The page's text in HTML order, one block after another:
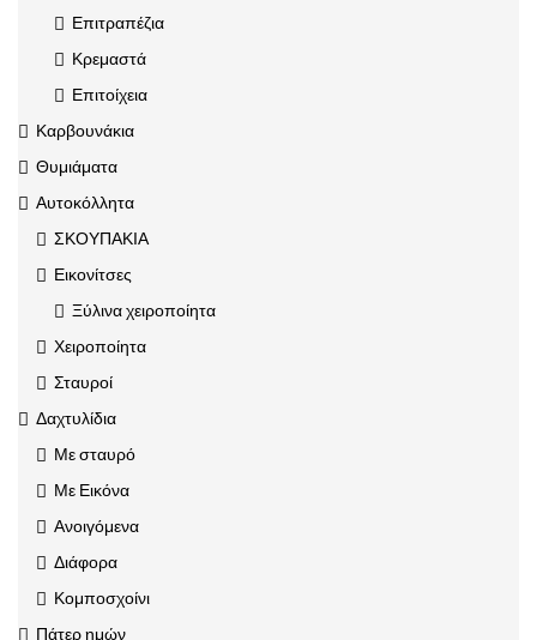
Επιτραπέζια
Κρεμαστά
Επιτοίχεια
Καρβουνάκια
Θυμιάματα
Αυτοκόλλητα
ΣΚΟΥΠΑΚΙΑ
Εικονίτσες
Ξύλινα χειροποίητα
Χειροποίητα
Σταυροί
Δαχτυλίδια
Με σταυρό
Με Εικόνα
Ανοιγόμενα
Διάφορα
Κομποσχοίνι
Πάτερ ημών